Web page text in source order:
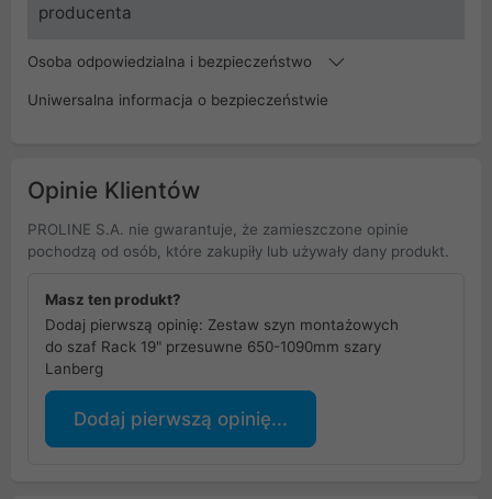
producenta
Osoba odpowiedzialna i bezpieczeństwo
Uniwersalna informacja o bezpieczeństwie
Opinie Klientów
PROLINE S.A. nie gwarantuje, że zamieszczone opinie
pochodzą od osób, które zakupiły lub używały dany produkt.
Masz ten produkt?
Dodaj pierwszą opinię: Zestaw szyn montażowych
do szaf Rack 19" przesuwne 650-1090mm szary
Lanberg
Dodaj pierwszą opinię...